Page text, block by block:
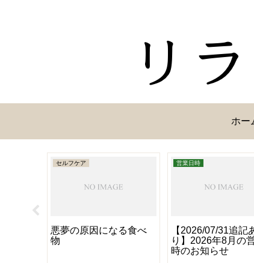
ホー
セルフケア
悪夢の原因になる食べ
物
営業日時
【2026/07/31追記
り】2026年8月の
時のお知らせ